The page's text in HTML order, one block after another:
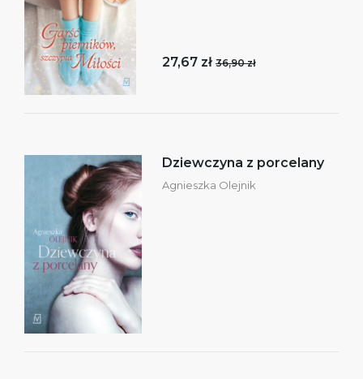
27,67 zł 36,90 zł
Dziewczyna z porcelany
Agnieszka Olejnik